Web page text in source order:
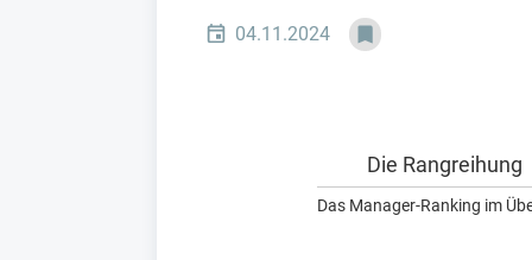
04.11.2024
Die Rangreihung
Das Manager-Ranking im